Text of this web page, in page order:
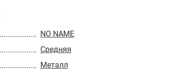
NO NAME
Средняя
Металл